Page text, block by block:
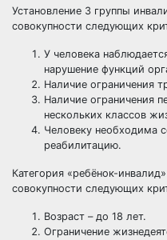
Установление 3 группы
совокупности следующих
У человека
нарушение функций
Наличие ограничения
Наличие ограничения
нескольких классов
Человеку необходима
реабилитацию.
Категория «ребёнок-
совокупности следующих
Возраст – до 18 лет.
Ограничение